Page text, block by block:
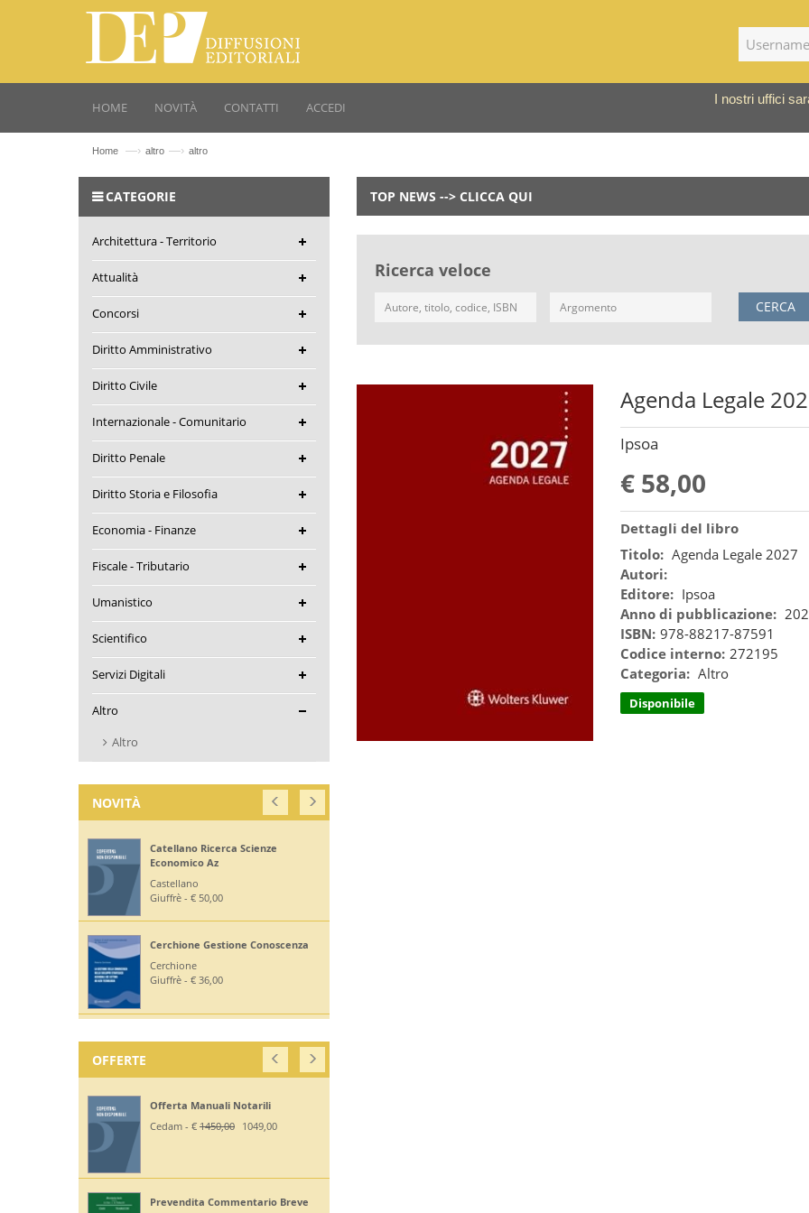
HOME NOVITÀ CONTATTI ACCEDI
I nostri uffici
Home —› altro —› altro
TOP NEWS --> CLICCA QUI
Ricerca veloce
CERCA
Agenda Legale
Ipsoa
€ 58,00
Dettagli del libro
Titolo: Agenda Legale 2027
Autori:
Editore: Ipsoa
Anno di pubblicazione:
ISBN: 978-88217-87591
Codice interno: 272195
Categoria: Altro
Disponibile
CATEGORIE
Architettura - Territorio
Attualità
Concorsi
Diritto Amministrativo
Diritto Civile
Internazionale - Comunitario
Diritto Penale
Diritto Storia e Filosofia
Economia - Finanze
Fiscale - Tributario
Umanistico
Scientifico
Servizi Digitali
Altro
Altro
NOVITÀ
Catellano Ricerca Scienze
Economico Az
Castellano
Giuffrè - € 50,00
Cerchione Gestione Conoscenza
Cerchione
Giuffrè - € 36,00
OFFERTE
Offerta Manuali Notarili
Cedam - € 1450,00 1049,00
Prevendita Commentario Breve